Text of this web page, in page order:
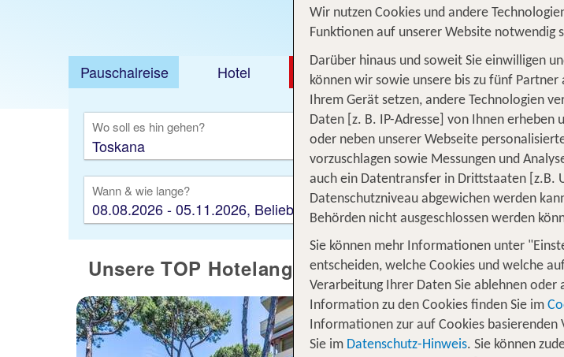
Pauschalreise Hotel DEALS Flug Ferienhaus
Ausflüge
Camper
Wo soll es hin gehen?
Flug hinzufügen
Wann & wie lange?
08.08.2026 - 05.11.2026, Beliebig
Wer reist mit?
2 Erwachsene
Unsere TOP Hotelangebote für 1 Woche Toskana
Wir nutzen Cookies und andere
Funktionen auf unserer Website notwendig
Darüber hinaus und soweit Sie einwilligen
können wir sowie unsere bis zu fünf
Ihrem Gerät setzen, andere Technologien
Daten [z. B. IP-Adresse] von Ihnen erheben
oder neben unserer Webseite
vorzuschlagen sowie Messungen und
auch ein Datentransfer in Drittstaaten [z.B.
Datenschutzniveau abgewichen werden
Behörden nicht ausgeschlossen werden
Sie können mehr Informationen unter
entscheiden, welche Cookies und welche
Verarbeitung Ihrer Daten Sie ablehnen
Information zu den Cookies finden Sie im
Informationen zur auf Cookies
Sie im Datenschutz-Hinweis. Sie können